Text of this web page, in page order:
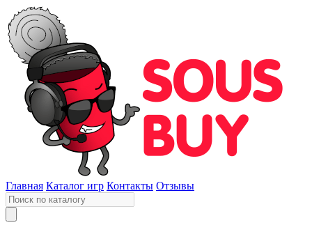
Главная Каталог игр Контакты Отзывы